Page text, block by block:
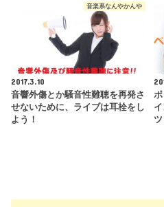
音楽系なんやかんや
2017.3.10
音響外傷とか騒音性難聴を再発さ
せないために、ライブは耳栓をし
よう！
ツ